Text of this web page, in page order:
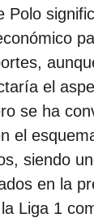
Polo
el
se ha
el
siendo
en la
Liga 1